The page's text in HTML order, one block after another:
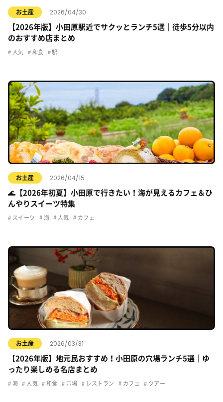
お土産 2026/04/30
【2026年版】小田原駅近でサクッとランチ5選｜徒歩5分以内
のおすすめ店まとめ
人気 和食 駅
お土産 2026/04/15
🌊【2026年初夏】小田原で行きたい！海が見えるカフェ＆ひ
んやりスイーツ特集
スイーツ 海 人気 カフェ
お土産 2026/03/31
【2026年版】地元民おすすめ！小田原の穴場ランチ5選｜ゆ
ったり楽しめる名店まとめ
海 人気 和食 穴場 レストラン カフェ ツアー